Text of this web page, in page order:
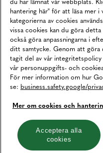
Press
Studentrabatt
B2B
Tillgänglighetsredogörelse
Betalningar online
Cookies Integritetspolicy
Hantera cookies
hantering här" för att läsa mer
kategorierna av cookies
vissa cookies kan du göra
också göra anpassningarna i
ditt samtycke. Genom att göra
tagit del av vår
vår personuppgifts- och
För mer information om hur
se: business.safety.google/
Mer om cookies och
Acceptera alla
cookies